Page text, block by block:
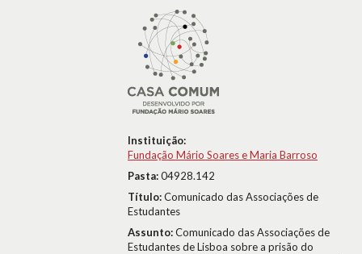
Instituição:
Fundação Mário Soares e Maria Barroso
Pasta:04928.142
Título:Comunicado das Associações de
Estudantes
Assunto:Comunicado das Associações de
Estudantes de Lisboa sobre a prisão do